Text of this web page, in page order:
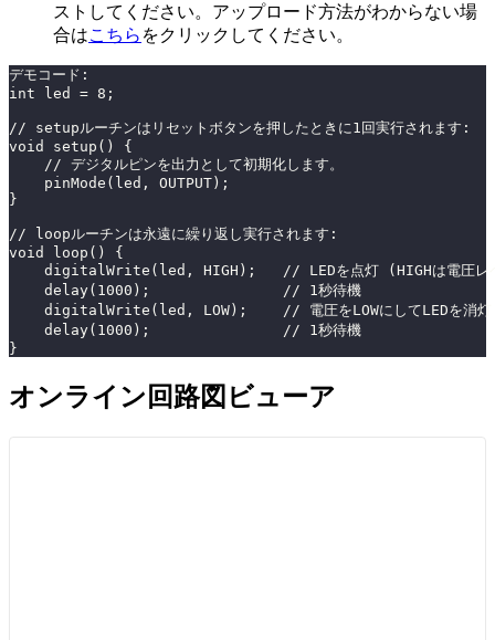
ストしてください。アップロード方法がわからない場
合はこちら をクリックしてください。
デモコード:
int led = 8;
// setupルーチンはリセットボタンを押したときに1回実行されます:
void setup() {
    // デジタルピンを出力として初期化します。
    pinMode(led, OUTPUT);
}
// loopルーチンは永遠に繰り返し実行されます:
void loop() {
digitalWrite(led, HIGH);   // LEDを点灯 (HIGHは電圧レ
    delay(1000);               // 1秒待機
    digitalWrite(led, LOW);    // 電圧をLOWにしてLEDを消灯
    delay(1000);               // 1秒待機
}
オンライン回路図ビューア